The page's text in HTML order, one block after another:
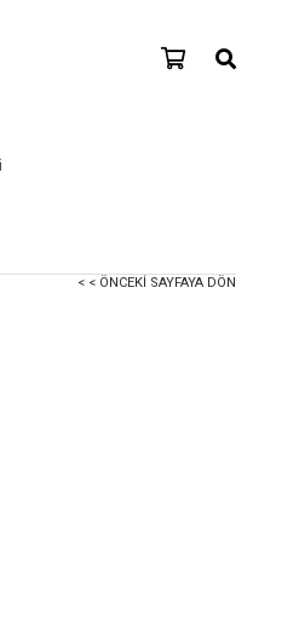
< < ÖNCEKI SAYFAYA DÖN